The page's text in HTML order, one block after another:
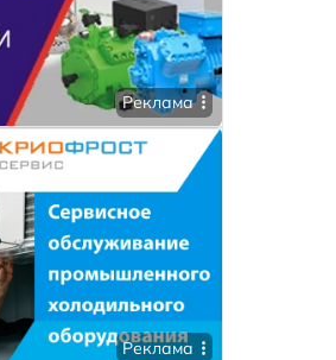
Реклама
Реклама